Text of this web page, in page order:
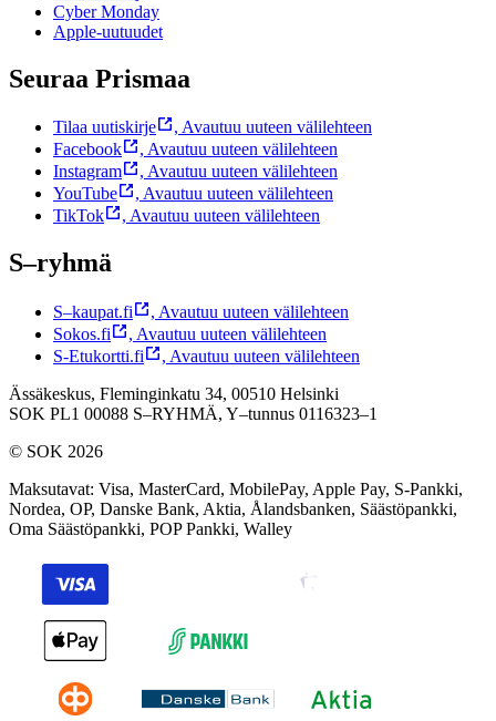
Cyber Monday
Apple-uutuudet
Seuraa Prismaa
Tilaa uutiskirje , Avautuu uuteen välilehteen
Facebook
, Avautuu uuteen välilehteen
Instagram
, Avautuu uuteen välilehteen
YouTube
, Avautuu uuteen välilehteen
TikTok
, Avautuu uuteen välilehteen
S–ryhmä
S–kaupat.fi , Avautuu uuteen välilehteen
Sokos.fi
, Avautuu uuteen välilehteen
S-Etukortti.fi
, Avautuu uuteen välilehteen
Ässäkeskus, Fleminginkatu 34, 00510 Helsinki
SOK PL1 00088 S–RYHMÄ, Y–tunnus 0116323–1
© SOK 2026
Maksutavat: Visa, MasterCard, MobilePay, Apple Pay, S-Pankki,
Nordea, OP, Danske Bank, Aktia, Ålandsbanken, Säästöpankki,
Oma Säästöpankki, POP Pankki, Walley